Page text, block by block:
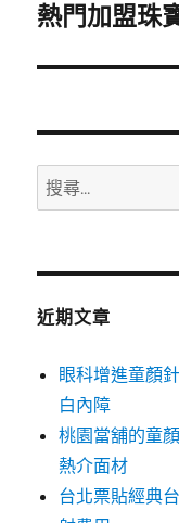
一
文
熱門加盟珠
搜
尋
鍵
近期文章
眼科增進童顏
白內障
桃園當舖的童
熱介面材
台北票貼經典